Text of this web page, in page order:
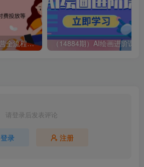
（14882期）直播运营全流程课程-5月更新：从起号、话术设计、罗盘运营到微付费投放等
请登录后发表评论
登录 注册